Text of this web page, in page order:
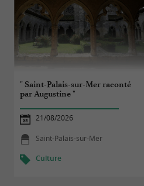
" Saint-Palais-sur-Mer raconté
par Augustine "
21/08/2026
Saint-Palais-sur-Mer
Culture